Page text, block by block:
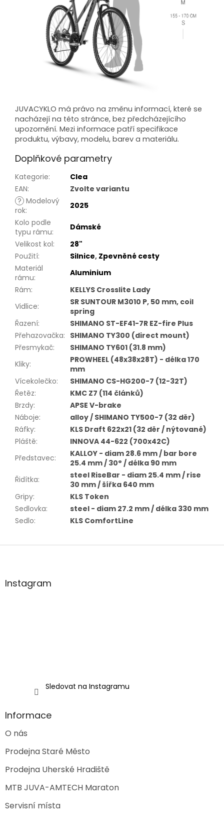
JUVACYKLO má právo na změnu informací, které se
nacházejí na této stránce, bez předcházejícího
upozornění. Mezi informace patří specifikace
produktu, výbavy, modelu, barev a materiálu.
Doplňkové parametry
Kategorie:
Clea
EAN:
Zvolte variantu
? Modelový
rok:
2025
Kolo podle
typu rámu:
Dámské
Velikost kol:
28"
Použití: Silnice, Zpevněné cesty
Materiál
rámu:
Aluminium
Rám:
KELLYS Crosslite Lady
Vidlice:
SR SUNTOUR M3010 P, 50 mm, coil
spring
Řazení:
SHIMANO ST-EF41-7R EZ-fire Plus
Přehazovačka: SHIMANO TY300 (direct mount)
Přesmykač:
SHIMANO TY601 (31.8 mm)
Kliky:
PROWHEEL (48x38x28T) - délka 170
mm
Vícekolečko:
SHIMANO CS-HG200-7 (12-32T)
Řetěz:
KMC Z7 (114 článků)
Brzdy:
APSE V-brake
Náboje:
alloy / SHIMANO TY500-7 (32 děr)
Ráfky:
KLS Draft 622x21 (32 děr / nýtované)
Pláště:
INNOVA 44-622 (700x42C)
Představec:
KALLOY - diam 28.6 mm / bar bore
25.4 mm / 30° / délka 90 mm
Řidítka:
steel RiseBar - diam 25.4 mm / rise
30 mm / šířka 640 mm
Gripy:
KLS Token
Sedlovka:
steel - diam 27.2 mm / délka 330 mm
Sedlo: KLS ComfortLine
Z
aInstagram
Sledovat na Instagramu
Informace
O nás
Prodejna Staré Město
Prodejna Uherské Hradiště
MTB JUVA-AMTECH Maraton
Servisní místa